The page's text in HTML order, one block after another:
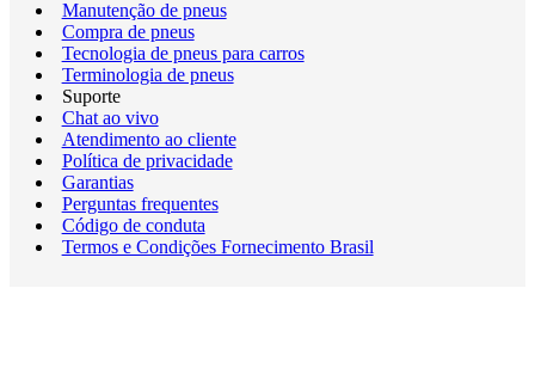
Manutenção de pneus
Compra de pneus
Tecnologia de pneus para carros
Terminologia de pneus
Suporte
Chat ao vivo
Atendimento ao cliente
Política de privacidade
Garantias
Perguntas frequentes
Código de conduta
Termos e Condições Fornecimento Brasil